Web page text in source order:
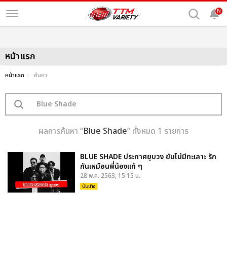
N
หน้าแรก
หน้าแรก ค้นหา
ผลการค้นหา “Blue Shade” ทั้งหมด 1 รายการ
BLUE SHADE ประกาศยุบวง ยันไม่มีทะเลาะ รัก
กันเหมือนพี่น้องแท้ ๆ
28 พ.ค. 2563, 15:15 น.
บันเทิง